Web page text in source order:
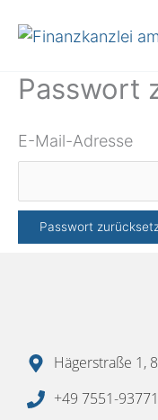
Inhalt
Passwort
E-Mail-Adresse
Hägerstraße 1,
+49 7551-